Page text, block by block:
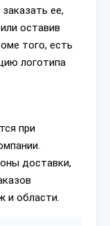
ее,
оставив
того, есть
логотипа
при
доставки,
и области.